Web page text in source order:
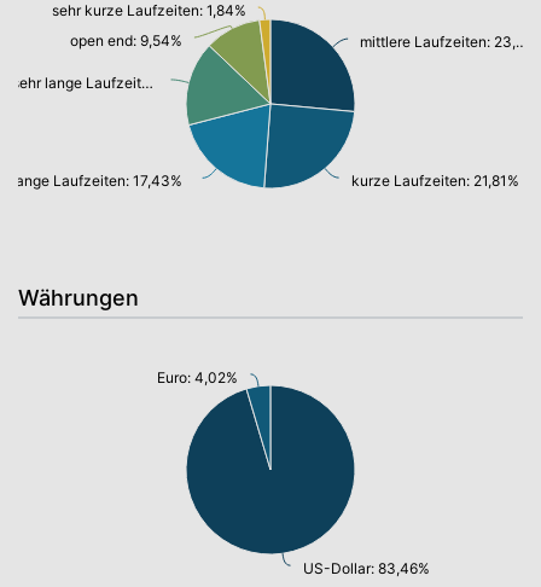
mittlere Laufzeiten: 23,35%
kurze Laufzeiten: 21,81%
lange Laufzeiten: 17,43%
sehr lange Laufzeiten: 14,22%
open end: 9,54%
sehr kurze Laufzeiten: 1,84%
Währungen
US-Dollar: 83,46%
Euro: 4,02%